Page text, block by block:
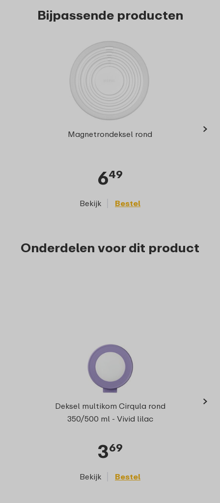
Bijpassende producten
Magnetrondeksel rond
649
Bekijk Bestel
›
Onderdelen voor dit product
Deksel multikom Cirqula rond
350/500 ml - Vivid lilac
369
Bekijk Bestel
›